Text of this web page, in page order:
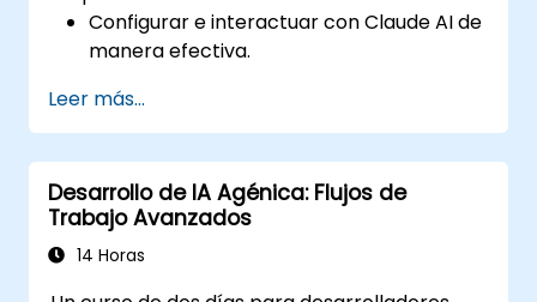
Configurar e interactuar con Claude AI de
manera efectiva.
empresariales con IA conversacional.
Mejorar el compromiso y la atención al
cliente mediante soluciones impulsadas
por IA.
Leer más...
Desarrollo de IA Agénica: Flujos de
Trabajo Avanzados
14 Horas